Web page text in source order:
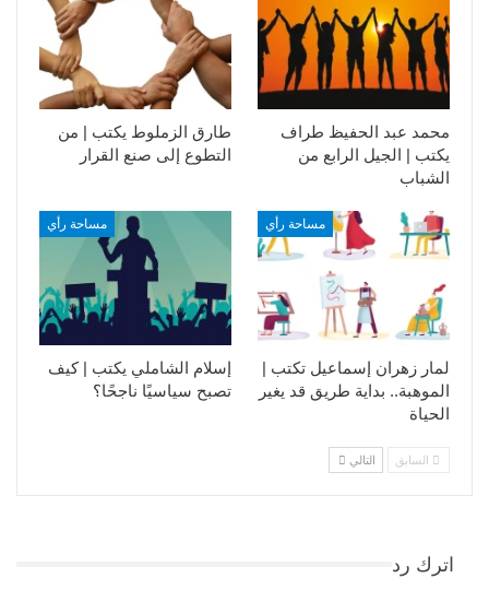
طارق الزملوط يكتب | من
التطوع إلى صنع القرار
محمد عبد الحفيظ طراف
يكتب | الجيل الرابع من
الشباب
مساحة رأي
إسلام الشاملي يكتب | كيف
تصبح سياسيًا ناجحًا؟
مساحة رأي
لمار زهران إسماعيل تكتب |
الموهبة.. بداية طريق قد يغير
الحياة
السابق التالي
اترك رد